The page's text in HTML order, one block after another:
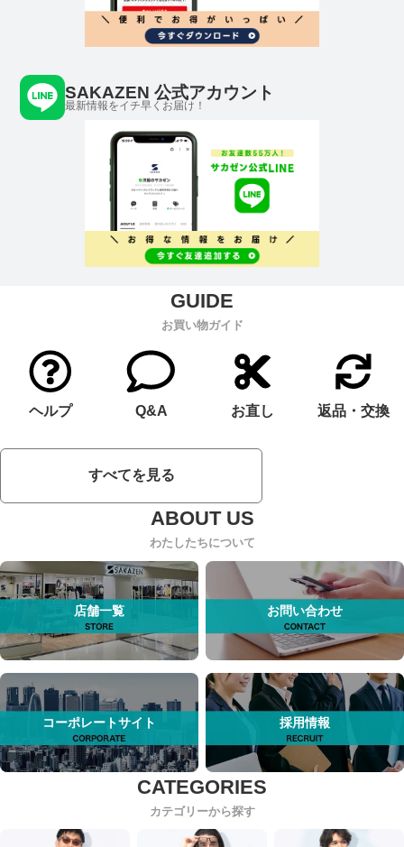
SAKAZEN 公式アカウント
最新情報をイチ早くお届け！
お買い物ガイド
ヘルプ Q&A お直し 返品・交換
すべてを見る
わたしたちについて
店舗一覧 お問い合わせ
コーポレートサイト 採用情報
カテゴリーから探す